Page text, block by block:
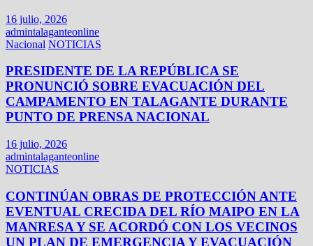
16 julio, 2026
admintalaganteonline
Nacional NOTICIAS
PRESIDENTE DE LA REPÚBLICA SE
PRONUNCIÓ SOBRE EVACUACIÓN DEL
CAMPAMENTO EN TALAGANTE DURANTE
PUNTO DE PRENSA NACIONAL
16 julio, 2026
admintalaganteonline
NOTICIAS
CONTINÚAN OBRAS DE PROTECCIÓN ANTE
EVENTUAL CRECIDA DEL RÍO MAIPO EN LA
MANRESA Y SE ACORDÓ CON LOS VECINOS
UN PLAN DE EMERGENCIA Y EVACUACIÓN